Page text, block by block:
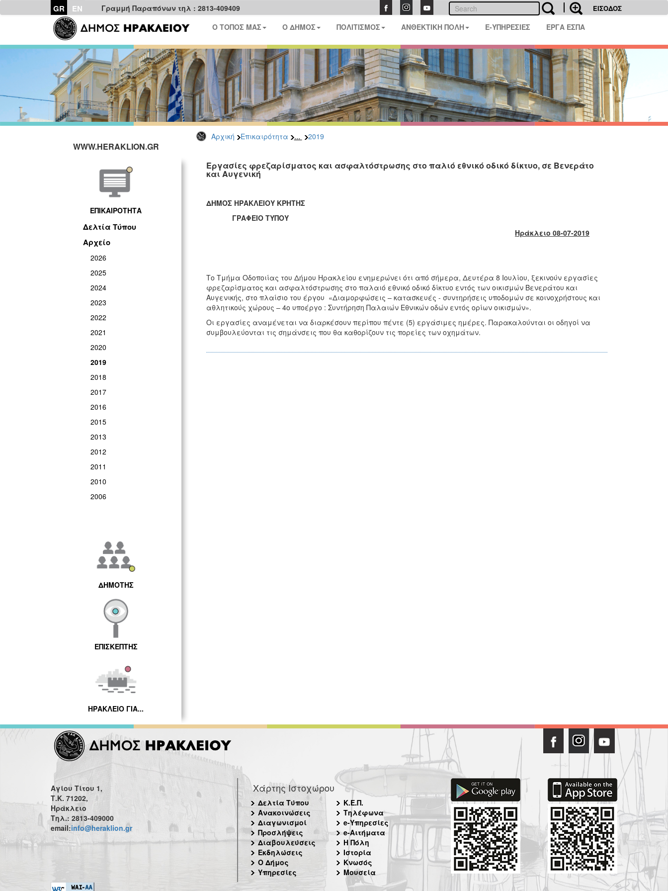
GR EN Γραμμή Παραπόνων τηλ : 2813-409409 ΕΙΣΟΔΟΣ
Ο ΤΟΠΟΣ ΜΑΣ Ο ΔΗΜΟΣ ΠΟΛΙΤΙΣΜΟΣ ΑΝΘΕΚΤΙΚΗ ΠΟΛΗ E-ΥΠΗΡΕΣΙΕΣ ΕΡΓΑ ΕΣΠΑ
Αρχική Επικαιρότητα ... 2019
WWW.HERAKLION.GR
ΕΠΙΚΑΙΡΟΤΗΤΑ
Δελτία Τύπου
Αρχείο
2026
2025
2024
2023
2022
2021
2020
2019
2018
2017
2016
2015
2013
2012
2011
2010
2006
ΔΗΜΟΤΗΣ
ΕΠΙΣΚΕΠΤΗΣ
ΗΡΑΚΛΕΙΟ ΓΙΑ...
Εργασίες φρεζαρίσματος και ασφαλτόστρωσης στο παλιό εθνικό οδικό δίκτυο, σε Βενεράτο
και Αυγενική
ΔΗΜΟΣ ΗΡΑΚΛΕΙΟΥ ΚΡΗΤΗΣ
ΓΡΑΦΕΙΟ ΤΥΠΟΥ
Ηράκλειο 08-07-2019
Το Τμήμα Οδοποιίας του Δήμου Ηρακλείου ενημερώνει ότι από σήμερα, Δευτέρα 8 Ιουλίου, ξεκινούν εργασίες
φρεζαρίσματος και ασφαλτόστρωσης στο παλαιό εθνικό οδικό δίκτυο εντός των οικισμών Βενεράτου και
Αυγενικής, στο πλαίσιο του έργου «Διαμορφώσεις – κατασκευές - συντηρήσεις υποδομών σε κοινοχρήστους και
αθλητικούς χώρους – 4ο υποέργο : Συντήρηση Παλαιών Εθνικών οδών εντός ορίων οικισμών».
Οι εργασίες αναμένεται να διαρκέσουν περίπου πέντε (5) εργάσιμες ημέρες. Παρακαλούνται οι οδηγοί να
συμβουλεύονται τις σημάνσεις που θα καθορίζουν τις πορείες των οχημάτων.
Αγίου Τίτου 1,
Τ.Κ. 71202,
Ηράκλειο
Τηλ.: 2813-409000
email:info@heraklion.gr
Χάρτης Ιστοχώρου
Δελτία Τύπου
Ανακοινώσεις
Διαγωνισμοί
Προσλήψεις
Διαβουλεύσεις
Εκδηλώσεις
Ο Δήμος
Υπηρεσίες
Κ.Ε.Π.
Τηλέφωνα
e-Υπηρεσίες
e-Αιτήματα
Η Πόλη
Ιστορία
Κνωσός
Μουσεία